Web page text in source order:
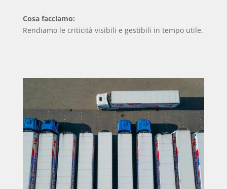
Cosa facciamo:
Rendiamo le criticità visibili e gestibili in tempo utile.